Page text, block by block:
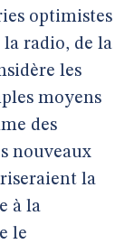
optimistes
la radio, de la
les
moyens
des
nouveaux
la
à la
le